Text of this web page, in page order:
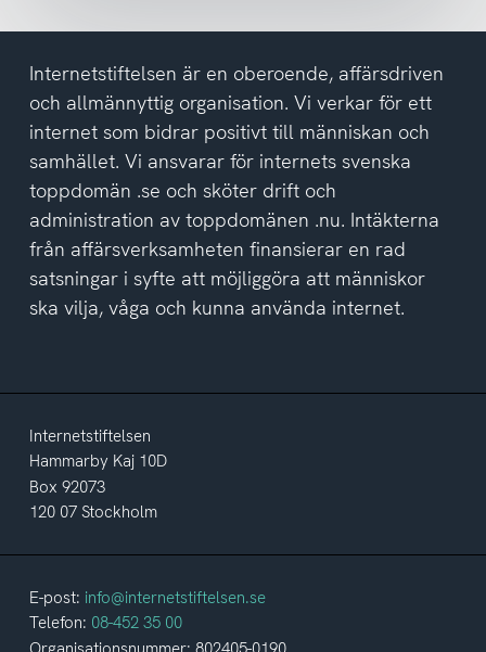
del
av
integritetspolicyn
Internetstiftelsen är en oberoende, affärsdriven
och allmännyttig organisation. Vi verkar för ett
internet som bidrar positivt till människan och
samhället. Vi ansvarar för internets svenska
toppdomän .se och sköter drift och
administration av toppdomänen .nu. Intäkterna
från affärsverksamheten finansierar en rad
satsningar i syfte att möjliggöra att människor
ska vilja, våga och kunna använda internet.
Internetstiftelsen
Hammarby Kaj 10D
Box 92073
120 07 Stockholm
E-post: info@internetstiftelsen.se
Telefon: 08-452 35 00